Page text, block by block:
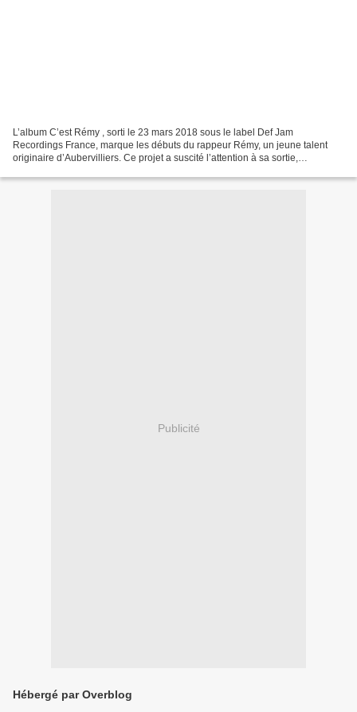
L’album C’est Rémy , sorti le 23 mars 2018 sous le label Def Jam
Recordings France, marque les débuts du rappeur Rémy, un jeune talent
originaire d’Aubervilliers. Ce projet a suscité l’attention à sa sortie,
Publicité
Hébergé par Overblog